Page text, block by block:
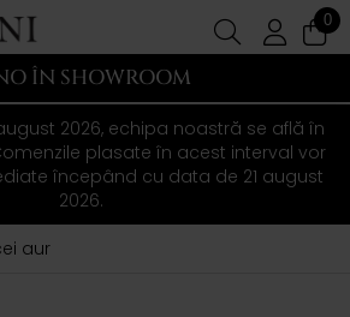
0
ÎN SHOWROOM
2026, echipa noastră se află în
plasate în acest interval vor
începând cu data de 21 august
2026.
aur